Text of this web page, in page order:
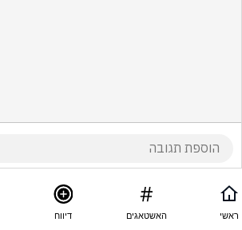
ראשי האשטאגים דיווח